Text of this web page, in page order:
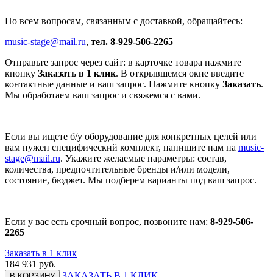
По всем вопросам, связанным с доставкой, обращайтесь:
music-stage@mail.ru, тел. 8-929-506-2265
Отправьте запрос через сайт: в карточке товара нажмите
кнопку Заказать в 1 клик. В открывшемся окне введите
контактные данные и ваш запрос. Нажмите кнопку Заказать.
Мы обработаем ваш запрос и свяжемся с вами.
Если вы ищете б/у оборудование для конкретных целей или
вам нужен специфический комплект, напишите нам на music-
stage@mail.ru. Укажите желаемые параметры: состав,
количества, предпочтительные бренды и/или модели,
состояние, бюджет. Мы подберем варианты под ваш запрос.
Если у вас есть срочный вопрос, позвоните нам: 8-929-506-
2265
Заказать в 1 клик
184 931 руб.